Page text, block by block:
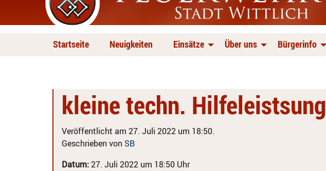
Startseite Neuigkeiten Einsätze Über uns Bürgerinfo
kleine techn. Hilfeleistsung
Veröffentlicht am 27. Juli 2022 um 18:50.
Geschrieben von SB
Datum:27. Juli 2022 um 18:50 Uhr